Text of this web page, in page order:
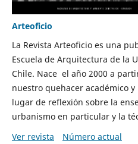
Arteoficio
La Revista Arteoficio es una
Escuela de Arquitectura de la
Chile. Nace el año 2000 a
nuestro quehacer académico
lugar de reflexión sobre la
urbanismo en particular y la
Ver revista
Número actual